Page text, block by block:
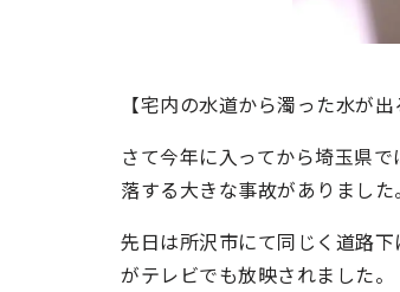
【宅内の水道から濁った水が
さて今年に入ってから埼玉県
落する大きな事故がありました。
先日は所沢市にて同じく道路
がテレビでも放映されました。